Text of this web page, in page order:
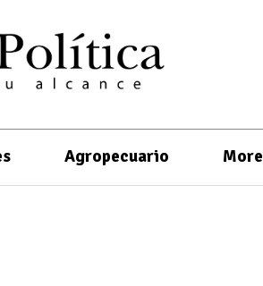
Agropecuario More